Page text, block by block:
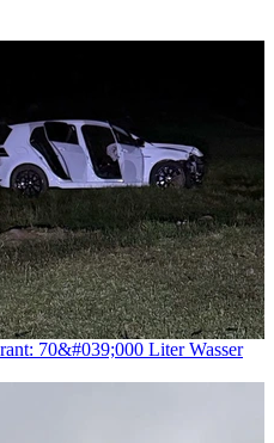
70&#039;000 Liter Wasser